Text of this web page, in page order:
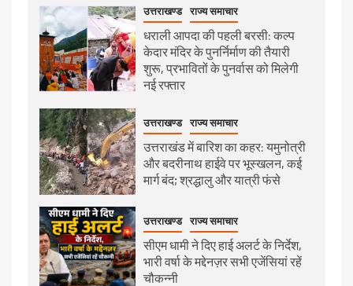
उत्तराखण्ड राज्य समाचार
धराली आपदा की पहली बरसी: कल्प
केदार मंदिर के पुनर्निर्माण की तैयारी
शुरू, प्रभावितों के पुनर्वास को मिलेगी
नई रफ्तार
उत्तराखण्ड राज्य समाचार
उत्तराखंड में बारिश का कहर: यमुनोत्री
और बदरीनाथ हाईवे पर भूस्खलन, कई
मार्ग बंद; श्रद्धालु और यात्री फंसे
उत्तराखण्ड राज्य समाचार
सीएम धामी ने दिए हाई अलर्ट के निर्देश,
भारी वर्षा के मद्देनज़र सभी एजेंसियां रहें
चौकन्नी